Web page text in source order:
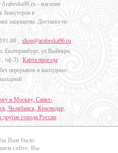
Вам было
сайте. Вы
- магазин
бижутерии в
защищены. Доставка по
89 , shop@arabeska96.ru
Екатеринбург, ул.Выйнера,
оф.3). Карта проезда
перерывов и выходных:
в Москву, Санкт-
Челябинск, Краснодар,
другие города России .